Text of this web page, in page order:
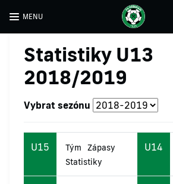
MENU
Statistiky U13
2018/2019
Vybrat sezónu
U15 Tým
Zápasy
Statistiky
U14